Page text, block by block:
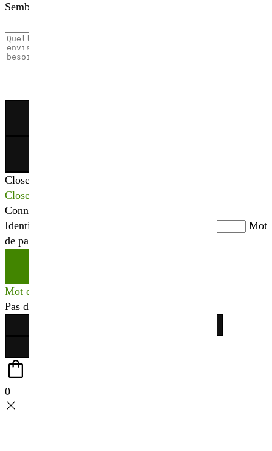
Sembio.fr ?
Close
Close
Connexion
Identifiant ou adresse mail
Mot
de passe
Mot de passe perdu ?
Pas de compte ?
0